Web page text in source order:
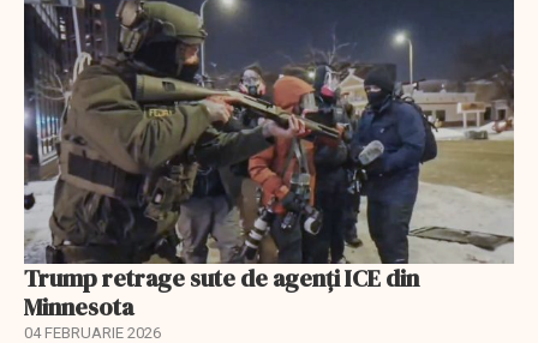
Trump retrage sute de agenți ICE din
Minnesota
04 FEBRUARIE 2026